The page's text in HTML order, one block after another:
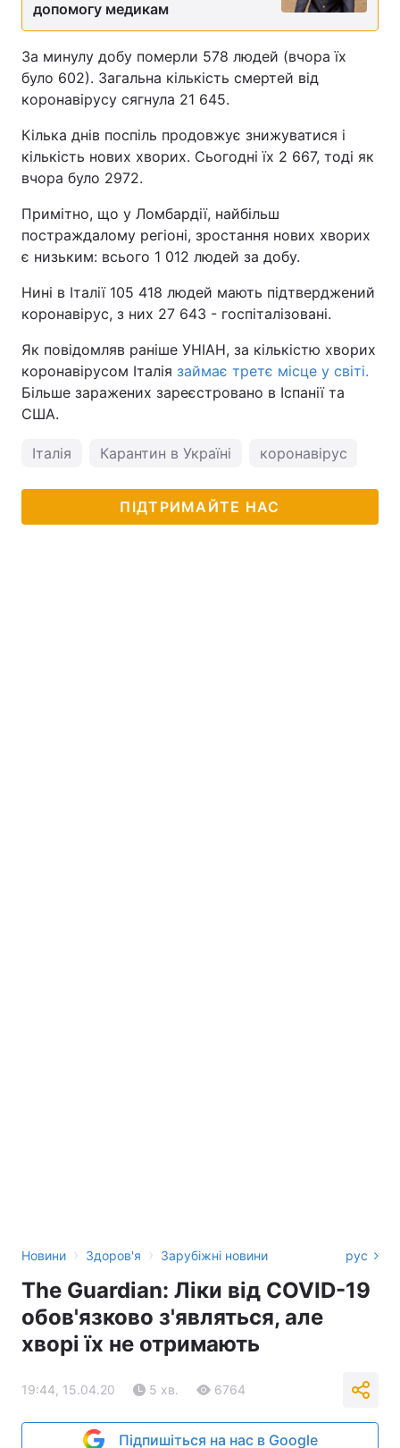
допомогу медикам
За минулу добу померли 578 людей (вчора їх
було 602). Загальна кількість смертей від
коронавірусу сягнула 21 645.
Кілька днів поспіль продовжує знижуватися і
кількість нових хворих. Сьогодні їх 2 667, тоді як
вчора було 2972.
Примітно, що у Ломбардії, найбільш
постраждалому регіоні, зростання нових хворих
є низьким: всього 1 012 людей за добу.
Нині в Італії 105 418 людей мають підтверджений
коронавірус, з них 27 643 - госпіталізовані.
Як повідомляв раніше УНІАН, за кількістю хворих
коронавірусом Італія займає третє місце у світі.
Більше заражених зареєстровано в Іспанії та
США.
Італія Карантин в Україні коронавірус
ПІДТРИМАЙТЕ НАС
Новини › Здоров'я › Зарубіжні новини рус
The Guardian: Ліки від COVID-19
обов'язково з'являться, але
хворі їх не отримають
19:44, 15.04.20 5 хв. 6764
Підпишіться на нас в Google